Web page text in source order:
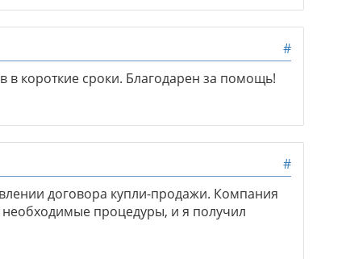
#
короткие сроки. Благодарен за помощь!
#
договора купли-продажи. Компания
процедуры, и я получил